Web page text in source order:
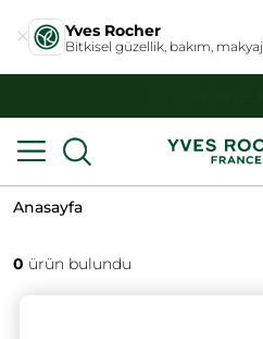
Yves Rocher
Bitkisel güzellik, bakım, makyaj
Anasayfa
0 ürün bulundu